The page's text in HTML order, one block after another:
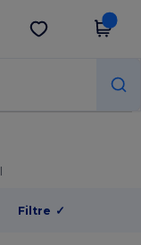
Obtenir l'appli
Filtre ✓